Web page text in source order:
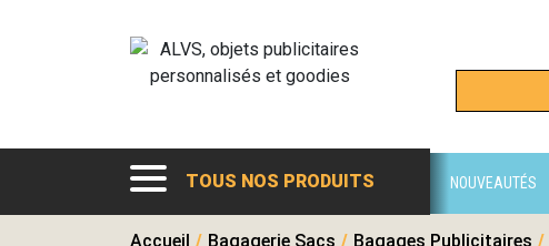
TOUS NOS PRODUITS NOUVEAUTÉS
Accueil / Bagagerie Sacs / Bagages Publicitaires /